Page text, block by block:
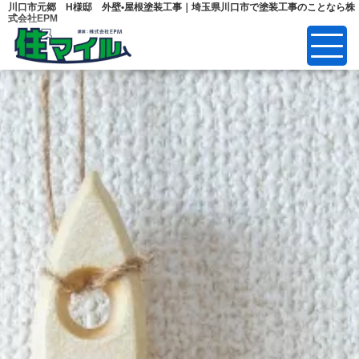
川口市元郷 H様邸 外壁•屋根塗装工事｜埼玉県川口市で塗装工事のことなら株
式会社EPM